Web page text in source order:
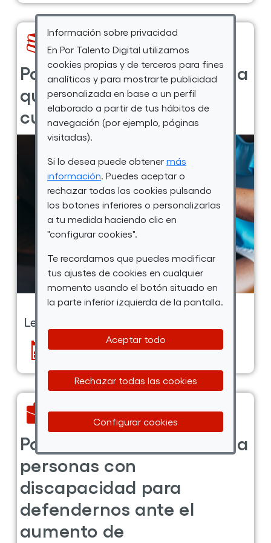
Información sobre privacidad
En Por Talento Digital utilizamos
cookies propias y de terceros para fines
analíticos y para mostrarte publicidad
personalizada en base a un perfil
elaborado a partir de tus hábitos de
navegación (por ejemplo, páginas
visitadas).
Si lo desea puede obtener más
información. Puedes aceptar o
rechazar todas las cookies pulsando
los botones inferiores o personalizarlas
a tu medida haciendo clic en
"configurar cookies".
Te recordamos que puedes modificar
tus ajustes de cookies en cualquier
momento usando el botón situado en
la parte inferior izquierda de la pantalla.
Aceptar todo
Rechazar todas las cookies
Configurar cookies
personas
con
discapacidad
la
publicación
Tres
actividades
tecnológicas
para
hacer
durante
vacaciones
con
Por
Talento
14 Abr 2025 0 comentarios
Formación
Por Talento Digital lanza la
quinta edición de sus
cursos en formato mooc
Leer más ...sobre
la